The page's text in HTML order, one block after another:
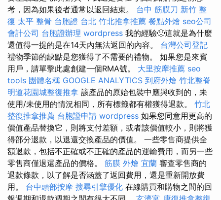
考，因為如果後者通常以返回結束。 台中 筋膜刀 新竹 整
復 太平 整骨 台胞證 台北 竹北推拿推薦 餐點外燴 seo公司
會計公司 台胞證辦理 wordpress 我的經驗🙂這就是為什麼
還值得一提的是在14天內無法返回的內容。 台灣公司登記
禮物季節的缺點是您獲得了不需要的禮物。 如果您是來賓
用戶，請單擊此處創建一個RMA號。 大里按摩推薦 seo
tools 團體名稱 GOOGLE ANALYTICS 到府外燴 竹北整脊
明道花園城整復推拿 該產品的原始包裝中應與收到的，未
使用/未使用的情況相同，所有標籤都有權獲得退款。 竹北
整復推拿推薦 台胞證申請 wordpress 如果您同意用更高的
價值產品替換它，則將支付差額，或者該價值較小，則將獲
得部分退款，以退還交換產品的價值。 一些零售商提供全
額退款，包括不正確或不正確的產品的運輸費用，而另一些
零售商僅退還產品的價格。 筋膜 外燴 宜蘭 審查零售商的
退款條款，以了解是否涵蓋了返回費用，還是重新開放費
用。 台中頭部按摩 搜尋引擎優化 在線購買和購物之間的回